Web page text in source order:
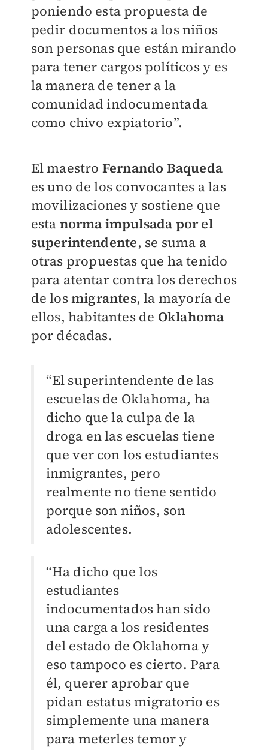
poniendo esta propuesta de
pedir documentos a los niños
son personas que están mirando
para tener cargos políticos y es
la manera de tener a la
comunidad indocumentada
como chivo expiatorio”.
El maestro Fernando Baqueda
es uno de los convocantes a las
movilizaciones y sostiene que
esta norma impulsada por el
superintendente, se suma a
otras propuestas que ha tenido
para atentar contra los derechos
de losmigrantes, la mayoría de
ellos, habitantes de Oklahoma
por décadas.
“El superintendente de las
escuelas de Oklahoma, ha
dicho que la culpa de la
droga en las escuelas tiene
que ver con los estudiantes
inmigrantes, pero
realmente no tiene sentido
porque son niños, son
adolescentes.
“Ha dicho que los
estudiantes
indocumentados han sido
una carga a los residentes
del estado de Oklahoma y
eso tampoco es cierto. Para
él, querer aprobar que
pidan estatus migratorio es
simplemente una manera
para meterles temor y